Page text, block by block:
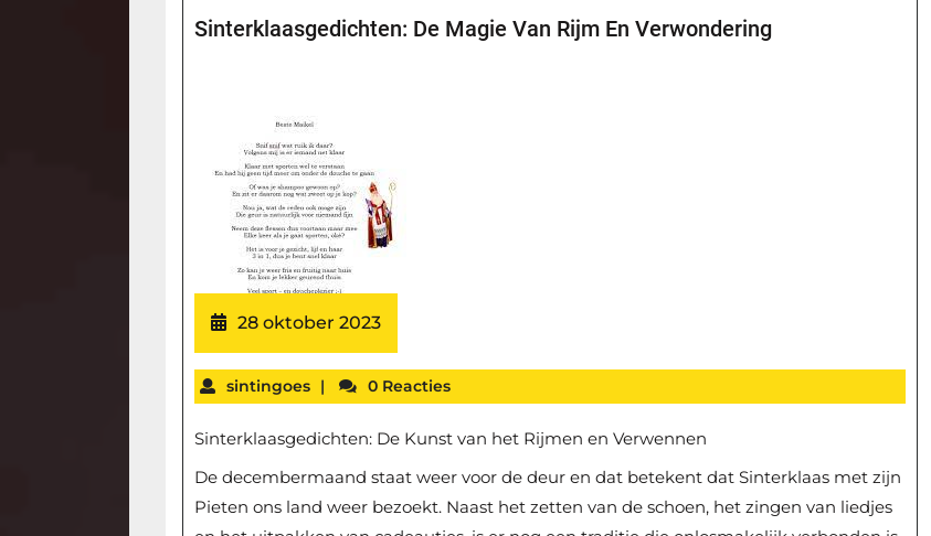
Sinterklaasgedichten: De Magie Van Rijm En Verwondering
28 oktober 2023
sintingoes | 0 Reacties
Sinterklaasgedichten: De Kunst van het Rijmen en Verwennen
De decembermaand staat weer voor de deur en dat betekent dat Sinterklaas met zijn
Pieten ons land weer bezoekt. Naast het zetten van de schoen, het zingen van liedjes